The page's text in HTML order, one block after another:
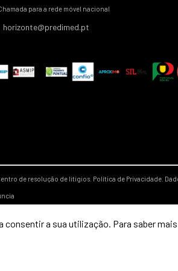
para a rede móvel nacional
horizonte@predimed.pt
de resolução de litígios. Política de Privacidade.
a sua utilização. Para saber